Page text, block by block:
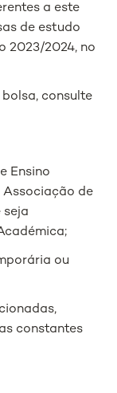
a este
de estudo
2023/2024, no
consulte
Ensino
Associação de
seja
ou
constantes